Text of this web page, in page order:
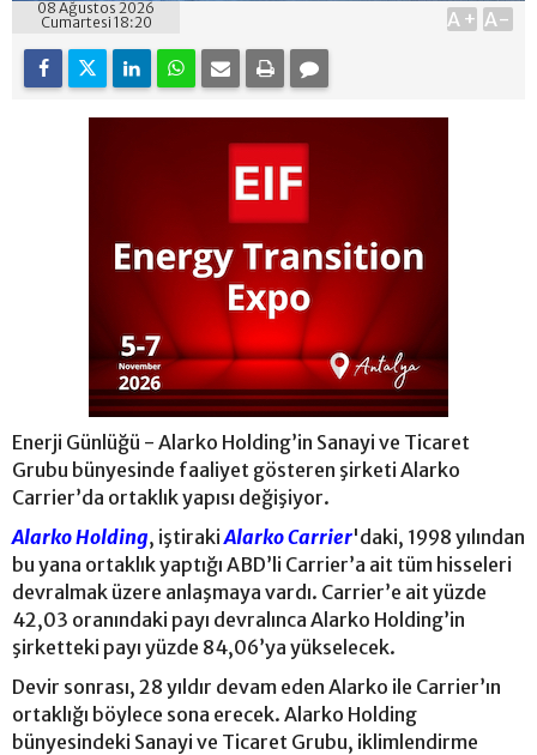
08 Ağustos 2026
Cumartesi 18:20
A+ A-
Enerji Günlüğü - Alarko Holding’in Sanayi ve Ticaret
Grubu bünyesinde faaliyet gösteren şirketi Alarko
Carrier’da ortaklık yapısı değişiyor.
Alarko Holding, iştirakiAlarko Carrier'daki, 1998 yılından
bu yana ortaklık yaptığı ABD’li Carrier’a ait tüm hisseleri
devralmak üzere anlaşmaya vardı. Carrier’e ait yüzde
42,03 oranındaki payı devralınca Alarko Holding’in
şirketteki payı yüzde 84,06’ya yükselecek.
Devir sonrası, 28 yıldır devam eden Alarko ile Carrier’ın
ortaklığı böylece sona erecek. Alarko Holding
bünyesindeki Sanayi ve Ticaret Grubu, iklimlendirme